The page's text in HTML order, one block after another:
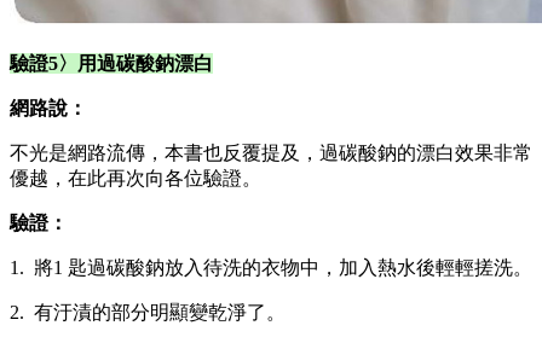
驗證5〉用過碳酸鈉漂白
網路說：
不光是網路流傳，本書也反覆提及，過碳酸鈉的漂白效果非常
優越，在此再次向各位驗證。
驗證：
1. 將1 匙過碳酸鈉放入待洗的衣物中，加入熱水後輕輕搓洗。
2. 有汙漬的部分明顯變乾淨了。